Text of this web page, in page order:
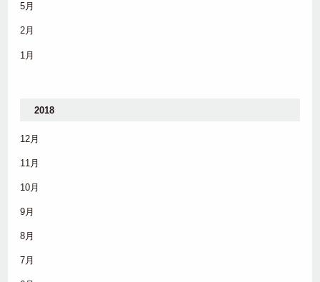
5月
2月
1月
2018
12月
11月
10月
9月
8月
7月